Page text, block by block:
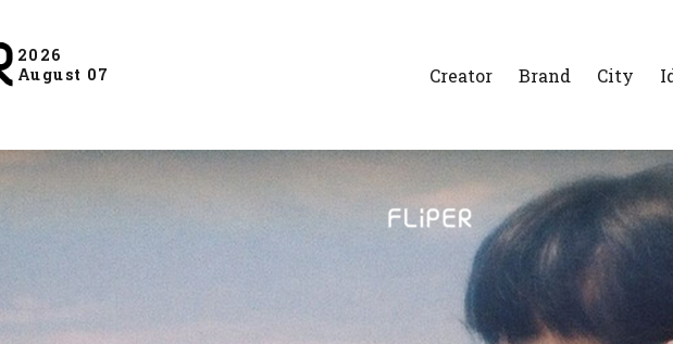
2026
August 07
Creator Brand City